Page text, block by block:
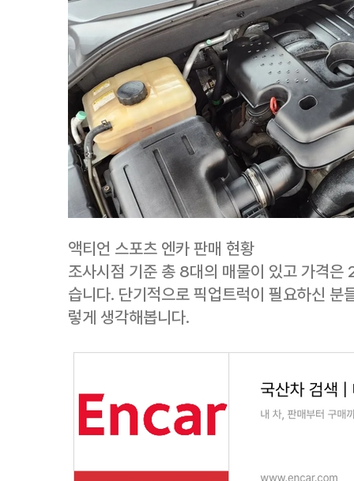
액티언 스포츠 엔카 판매 현황
조사시점 기준 총 8대의 매물이 있고 가격
습니다. 단기적으로 픽업트럭이 필요하신 분
렇게 생각해봅니다.